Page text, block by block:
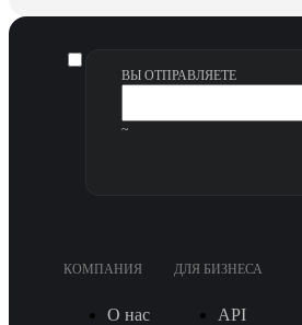
ВЫ ОТПРАВЛЯЕТЕ
~
КОМПАНИЯ
О нас
ДЛЯ БИЗНЕСА
API